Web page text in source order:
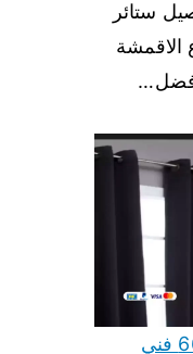
ستائر
الاقمشة
تركيب ستائر الواحة 66330441 فني